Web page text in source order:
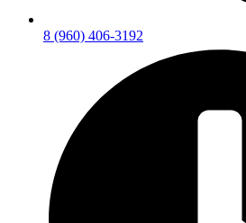
8 (960) 406-3192